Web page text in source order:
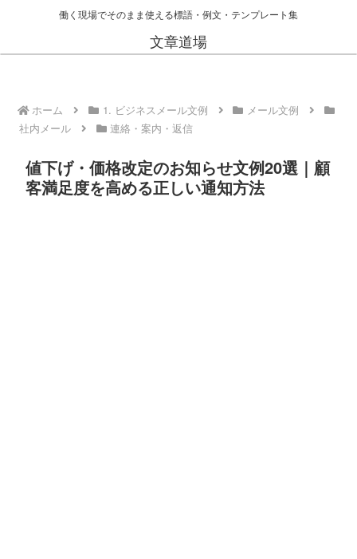
働く現場でそのまま使える標語・例文・テンプレート集
文章道場
ホーム 1. ビジネスメール文例
メール文例
社内メール
連絡・案内・返信
値下げ・価格改定のお知らせ文例20選｜顧
客満足度を高める正しい通知方法